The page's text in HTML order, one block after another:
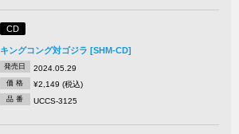
CD
キングコング対ゴジラ [SHM-CD]
発売日 2024.05.29
価 格 ¥2,149 (税込)
品 番 UCCS-3125